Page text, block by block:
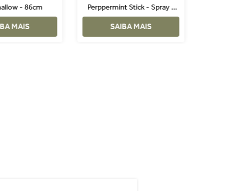
- 86cm
MAIS
Perppermint Stick - Spray -
61cm
SAIBA MAIS